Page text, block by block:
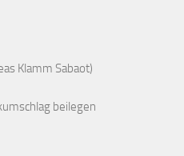
Klamm Sabaot)
beilegen